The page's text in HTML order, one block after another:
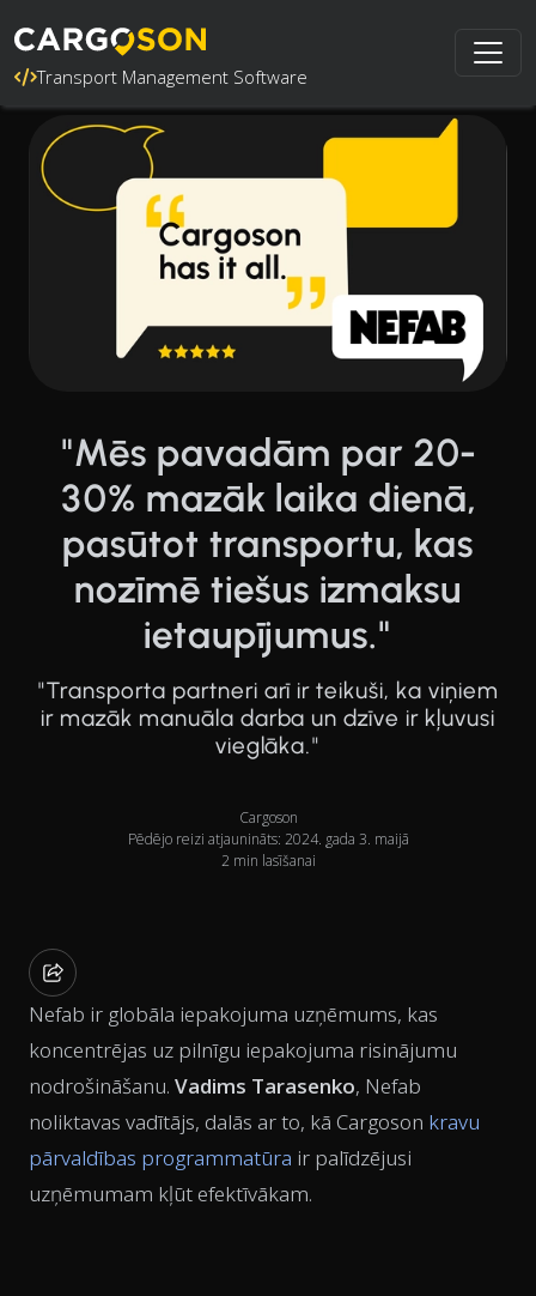
Transport Management Software
"Mēs pavadām par 20-
30% mazāk laika dienā,
pasūtot transportu, kas
nozīmē tiešus izmaksu
ietaupījumus."
"Transporta partneri arī ir teikuši, ka viņiem
ir mazāk manuāla darba un dzīve ir kļuvusi
vieglāka."
Cargoson
Pēdējo reizi atjaunināts: 2024. gada 3. maijā
2 min lasīšanai
Nefab ir globāla iepakojuma uzņēmums, kas
koncentrējas uz pilnīgu iepakojuma risinājumu
nodrošināšanu. Vadims Tarasenko, Nefab
noliktavas vadītājs, dalās ar to, kā Cargoson kravu
pārvaldības programmatūra ir palīdzējusi
uzņēmumam kļūt efektīvākam.